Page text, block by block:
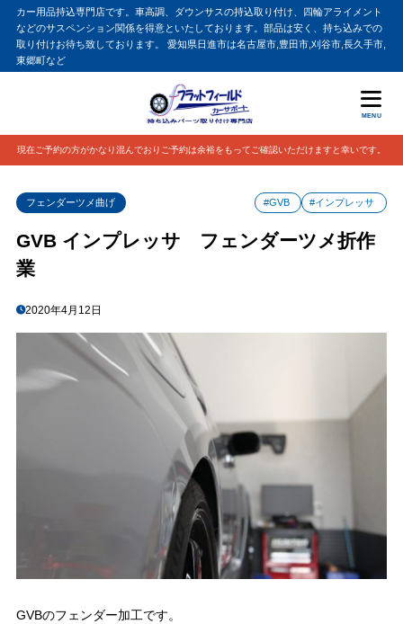
カー用品持込専門店です。車高調、ダウンサスの持込取り付け、四輪アライメント
などのサスペンション関係を得意といたしております。部品は安く、持ち込みでの
取り付けお待ち致しております。 愛知県日進市は名古屋市,豊田市,刈谷市,長久手市,
東郷町など
MENU
現在ご予約の方がかなり混んでおりご予約は余裕をもってご確認いただけますと幸いです。
フェンダーツメ曲げ #GVB #インプレッサ
GVB インプレッサ フェンダーツメ折作
業
2020年4月12日
GVBのフェンダー加工です。